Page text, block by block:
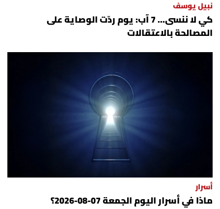
نبيل يوسف
كي لا ننسى... 7 آب: يوم ردّت الوصاية على
المصالحة بالاعتقالات
أسرار
ماذا في أسرار اليوم الجمعة 07-08-2026؟